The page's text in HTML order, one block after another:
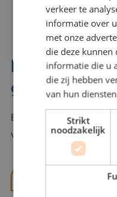
Interesse?
graag
Bel of mail Benno met
voor je klaar en helpt je
verkeer te
informatie over
met onze
die deze
informatie die u
die zij hebben
van hun
Strikt
noodzakelijk